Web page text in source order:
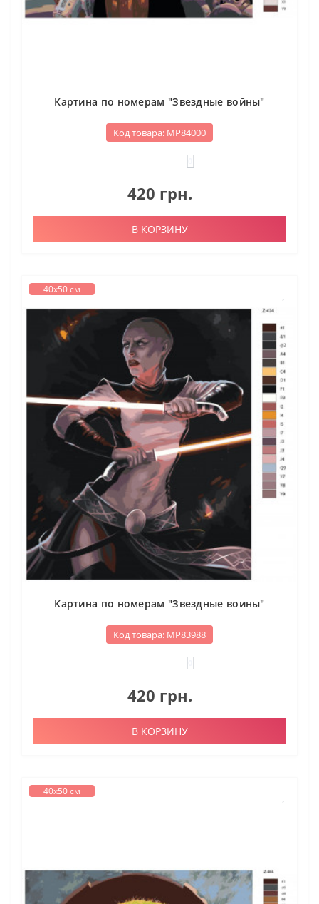
Картина по номерам "Звездные войны"
Код товара: МР84000
420 грн.
В КОРЗИНУ
40х50 см
Картина по номерам "Звездные воины"
Код товара: МР83988
420 грн.
В КОРЗИНУ
40х50 см